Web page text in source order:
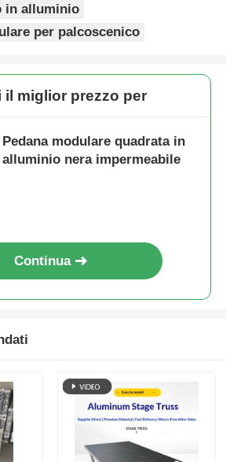
in alluminio
per palcoscenico
il miglior prezzo per
Pedana modulare quadrata in
alluminio nera impermeabile
Continua